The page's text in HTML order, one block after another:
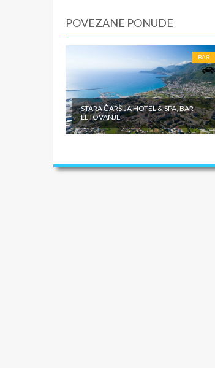
POVEZANE PONUDE
BAR
STARA ČARŠIJA HOTEL & SPA, BAR
LETOVANJE